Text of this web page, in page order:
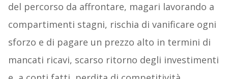
del percorso da affrontare, magari lavorando a
compartimenti stagni, rischia di vanificare ogni
sforzo e di pagare un prezzo alto in termini di
mancati ricavi, scarso ritorno degli investimenti